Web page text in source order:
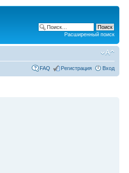
Расширенный поиск
FAQ Регистрация Вход